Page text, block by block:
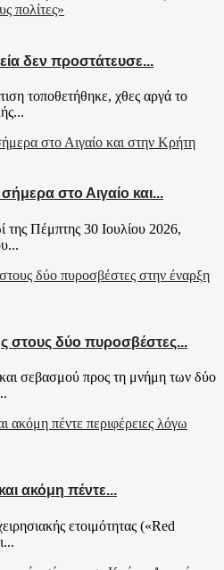
δεν προστάτευσε...
τοποθετήθηκε, χθες αργά το
στο Αιγαίο και...
της Πέμπτης 30 Ιουλίου 2026,
στους δύο πυροσβέστες...
σεβασμού προς τη μνήμη των δύο
ακόμη πέντε...
ετοιμότητας («Red